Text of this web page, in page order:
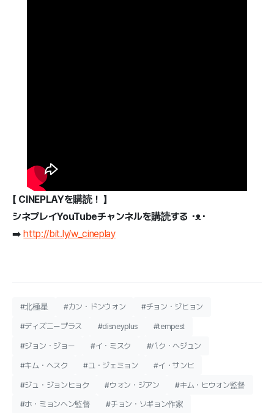
【 CINEPLAYを購読！ 】
シネプレイYouTubeチャンネルを購読する ･ᴥ･
➡️http://bit.ly/w_cineplay
#北極星 #カン・ドンウォン #チョン・ジヒョン
#ディズニープラス #disneyplus #tempest
#ジョン・ジョー #イ・ミスク #パク・ヘジュン
#キム・ヘスク #ユ・ジェミョン #イ・サンヒ
#ジュ・ジョンヒョク #ウォン・ジアン #キム・ヒウォン監督
#ホ・ミョンヘン監督 #チョン・ソギョン作家